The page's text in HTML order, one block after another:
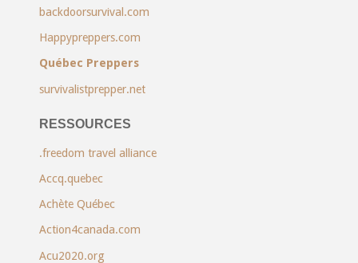
backdoorsurvival.com
Happypreppers.com
Québec Preppers
survivalistprepper.net
RESSOURCES
.freedom travel alliance
Accq.quebec
Achète Québec
Action4canada.com
Acu2020.org